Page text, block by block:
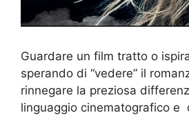
Guardare un film tratto o
sperando di “vedere” il
rinnegare la preziosa
linguaggio cinematografico e